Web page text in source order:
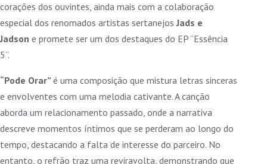
corações dos ouvintes, ainda mais com a colaboração
especial dos renomados artistas sertanejos Jads e
Jadson e promete ser um dos destaques do EP “Essência
5”.
“Pode Orar” é uma composição que mistura letras sinceras
e envolventes com uma melodia cativante. A canção
aborda um relacionamento passado, onde a narrativa
descreve momentos íntimos que se perderam ao longo do
tempo, destacando a falta de interesse do parceiro. No
entanto, o refrão traz uma reviravolta, demonstrando que